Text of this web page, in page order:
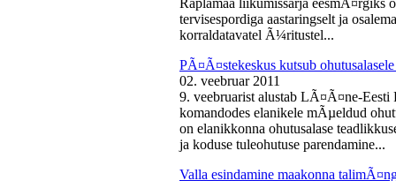
Raplamaa liikumissarja eesmÃ¤rgiks
tervisespordiga aastaringselt ja
korraldatavatel Ã¼ritustel...
PÃ¤Ã¤stekeskus kutsub
02. veebruar 2011
9. veebruarist alustab LÃ¤Ã¤ne-
komandodes elanikele mÃµeldud
on elanikkonna ohutusalase
ja koduse tuleohutuse parendamine...
Valla esindamine maakonna